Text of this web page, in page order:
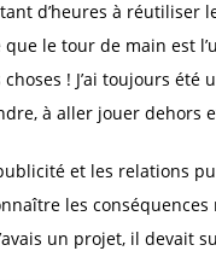
d’heures à réutiliser
le tour de main est
! J’ai toujours été
à aller jouer dehors
et les relations
les
un projet, il devait